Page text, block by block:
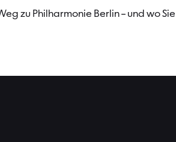
zu Philharmonie Berlin – und wo